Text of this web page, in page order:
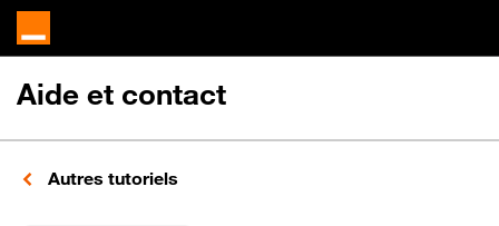
Aide et contact
Autres tutoriels